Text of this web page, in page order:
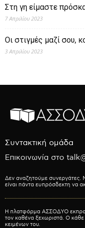
Στη γη είμαστε
7 Απριλίου 2023
Οι στιγμές μαζί σου,
3 Απριλίου 2023
Συντακτική ομάδα
Επικοινωνία στο
Δεν αναζητούμε συνεργάτες.
είναι πάντα ευπρόσδεκτη να
Η πλατφόρμα ΑΣΣΟΔΥΟ
τον καθένα ξεχωριστά. Ο
κειμένων του.